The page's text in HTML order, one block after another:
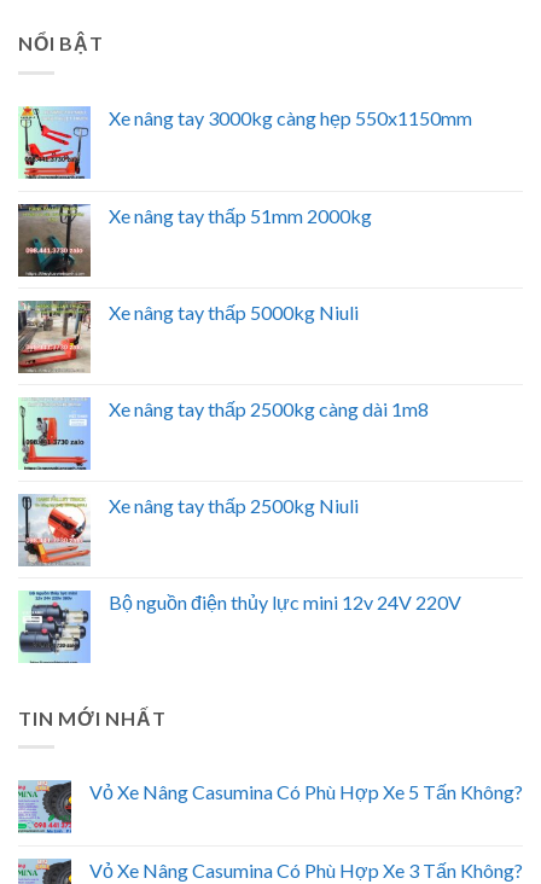
NỔI BẬT
Xe nâng tay 3000kg càng hẹp 550x1150mm
Xe nâng tay thấp 51mm 2000kg
Xe nâng tay thấp 5000kg Niuli
Xe nâng tay thấp 2500kg càng dài 1m8
Xe nâng tay thấp 2500kg Niuli
Bộ nguồn điện thủy lực mini 12v 24V 220V
TIN MỚI NHẤT
Vỏ Xe Nâng Casumina Có Phù Hợp Xe 5 Tấn Không?
Vỏ Xe Nâng Casumina Có Phù Hợp Xe 3 Tấn Không?